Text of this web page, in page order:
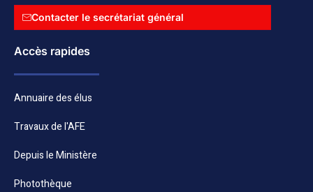
Contacter le secrétariat général
Accès rapides
Annuaire des élus
Travaux de l'AFE
Depuis le Ministère
Photothèque